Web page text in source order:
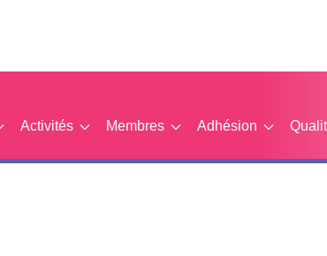
Activités Membres Adhésion